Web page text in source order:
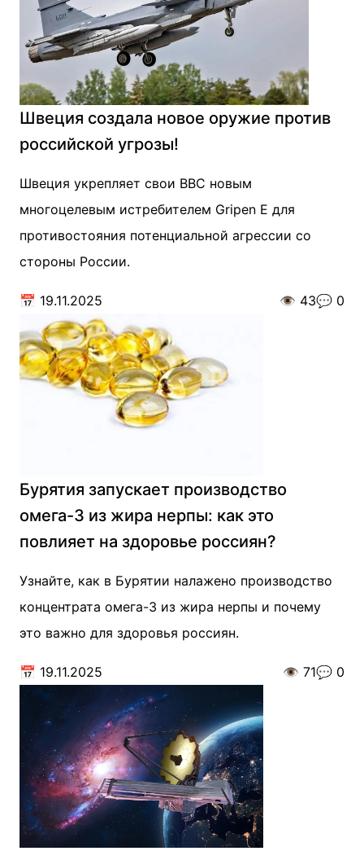
Швеция создала новое оружие против
российской угрозы!
Швеция укрепляет свои ВВС новым
многоцелевым истребителем Gripen E для
противостояния потенциальной агрессии со
стороны России.
📅 19.11.2025 👁️ 43💬 0
Бурятия запускает производство
омега-3 из жира нерпы: как это
повлияет на здоровье россиян?
Узнайте, как в Бурятии налажено производство
концентрата омега-3 из жира нерпы и почему
это важно для здоровья россиян.
📅 19.11.2025 👁️ 71💬 0